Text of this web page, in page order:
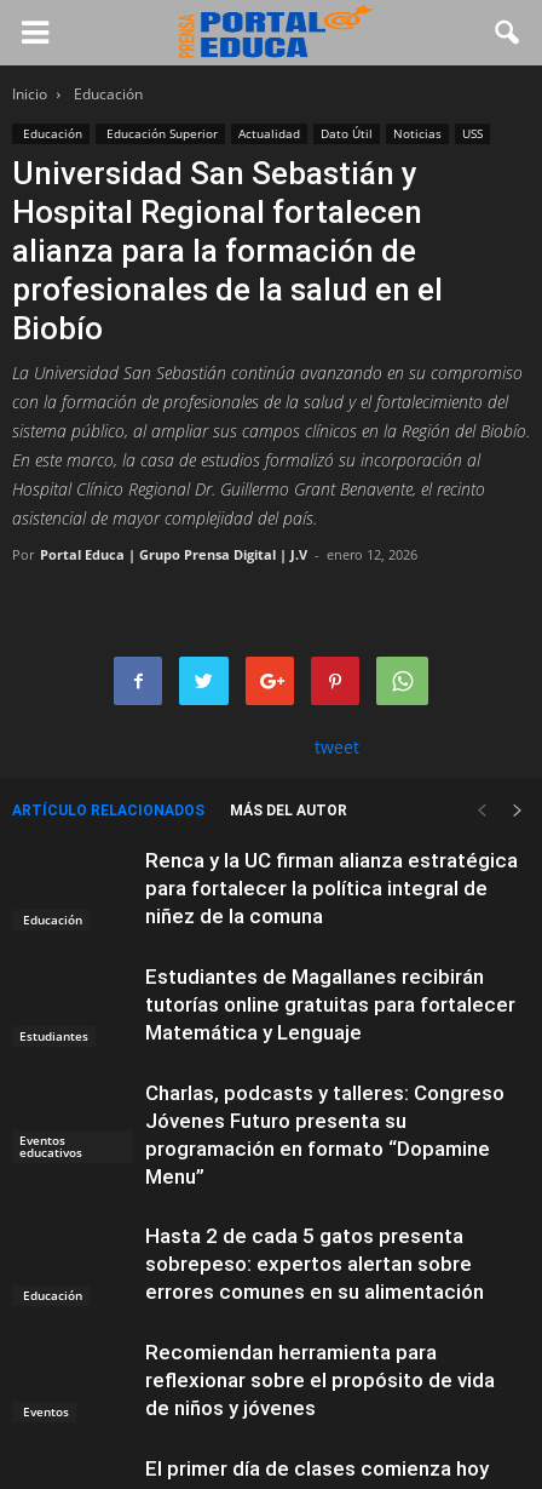
Inicio Educación
Educación Educación Superior Actualidad Dato Útil Noticias USS
Universidad San Sebastián y
Hospital Regional fortalecen
alianza para la formación de
profesionales de la salud en el
Biobío
La Universidad San Sebastián continúa avanzando en su compromiso
con la formación de profesionales de la salud y el fortalecimiento del
sistema público, al ampliar sus campos clínicos en la Región del Biobío.
En este marco, la casa de estudios formalizó su incorporación al
Hospital Clínico Regional Dr. Guillermo Grant Benavente, el recinto
asistencial de mayor complejidad del país.
Por Portal Educa | Grupo Prensa Digital | J.V - enero 12, 2026
tweet
ARTÍCULO RELACIONADOS MÁS DEL AUTOR
Educación
Renca y la UC firman alianza estratégica
para fortalecer la política integral de
niñez de la comuna
Estudiantes
Estudiantes de Magallanes recibirán
tutorías online gratuitas para fortalecer
Matemática y Lenguaje
Eventos
educativos
Charlas, podcasts y talleres: Congreso
Jóvenes Futuro presenta su
programación en formato “Dopamine
Menu”
Educación
Hasta 2 de cada 5 gatos presenta
sobrepeso: expertos alertan sobre
errores comunes en su alimentación
Eventos
Recomiendan herramienta para
reflexionar sobre el propósito de vida
de niños y jóvenes
El primer día de clases comienza hoy